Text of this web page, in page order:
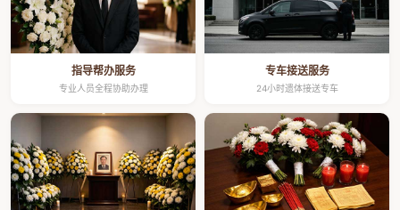
指导帮办服务
专业人员全程协助办理
专车接送服务
24小时遗体接送专车